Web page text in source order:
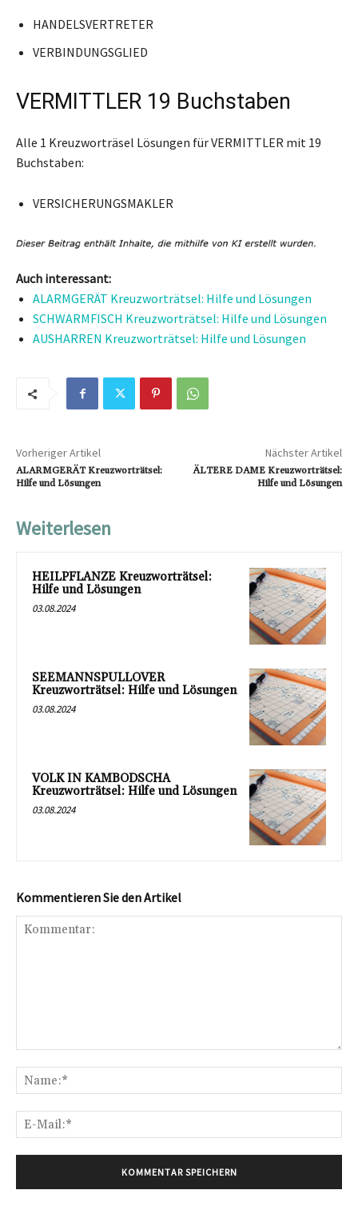
HANDELSVERTRETER
VERBINDUNGSGLIED
VERMITTLER 19 Buchstaben
Alle 1 Kreuzworträsel Lösungen für VERMITTLER mit 19
Buchstaben:
VERSICHERUNGSMAKLER
Auch interessant:
ALARMGERÄT Kreuzworträtsel: Hilfe und Lösungen
SCHWARMFISCH Kreuzworträtsel: Hilfe und Lösungen
AUSHARREN Kreuzworträtsel: Hilfe und Lösungen
Vorheriger Artikel
ALARMGERÄT Kreuzworträtsel:
Hilfe und Lösungen
Nächster Artikel
ÄLTERE DAME Kreuzworträtsel:
Hilfe und Lösungen
Weiterlesen
HEILPFLANZE Kreuzworträtsel:
Hilfe und Lösungen
03.08.2024
SEEMANNSPULLOVER
Kreuzworträtsel: Hilfe und Lösungen
03.08.2024
VOLK IN KAMBODSCHA
Kreuzworträtsel: Hilfe und Lösungen
03.08.2024
Kommentieren Sie den Artikel